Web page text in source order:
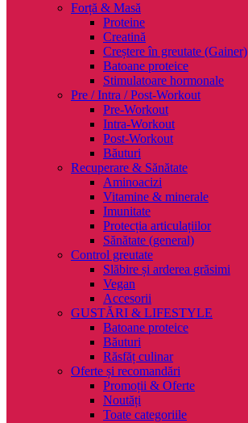
Forță & Masă
Proteine
Creatină
Creștere în greutate (Gainer)
Batoane proteice
Stimulatoare hormonale
Pre / Intra / Post-Workout
Pre-Workout
Intra-Workout
Post-Workout
Băuturi
Recuperare & Sănătate
Aminoacizi
Vitamine & minerale
Imunitate
Protecția articulațiilor
Sănătate (general)
Control greutate
Slăbire și arderea grăsimi
Vegan
Accesorii
GUSTĂRI & LIFESTYLE
Batoane proteice
Băuturi
Răsfăț culinar
Oferte și recomandări
Promoții & Oferte
Noutăți
Toate categoriile